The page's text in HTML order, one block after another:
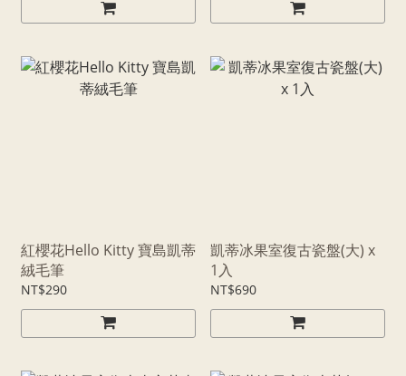
紅櫻花Hello Kitty 寶島凱蒂
絨毛筆
NT$290
凱蒂冰果室復古瓷盤(大) x
1入
NT$690